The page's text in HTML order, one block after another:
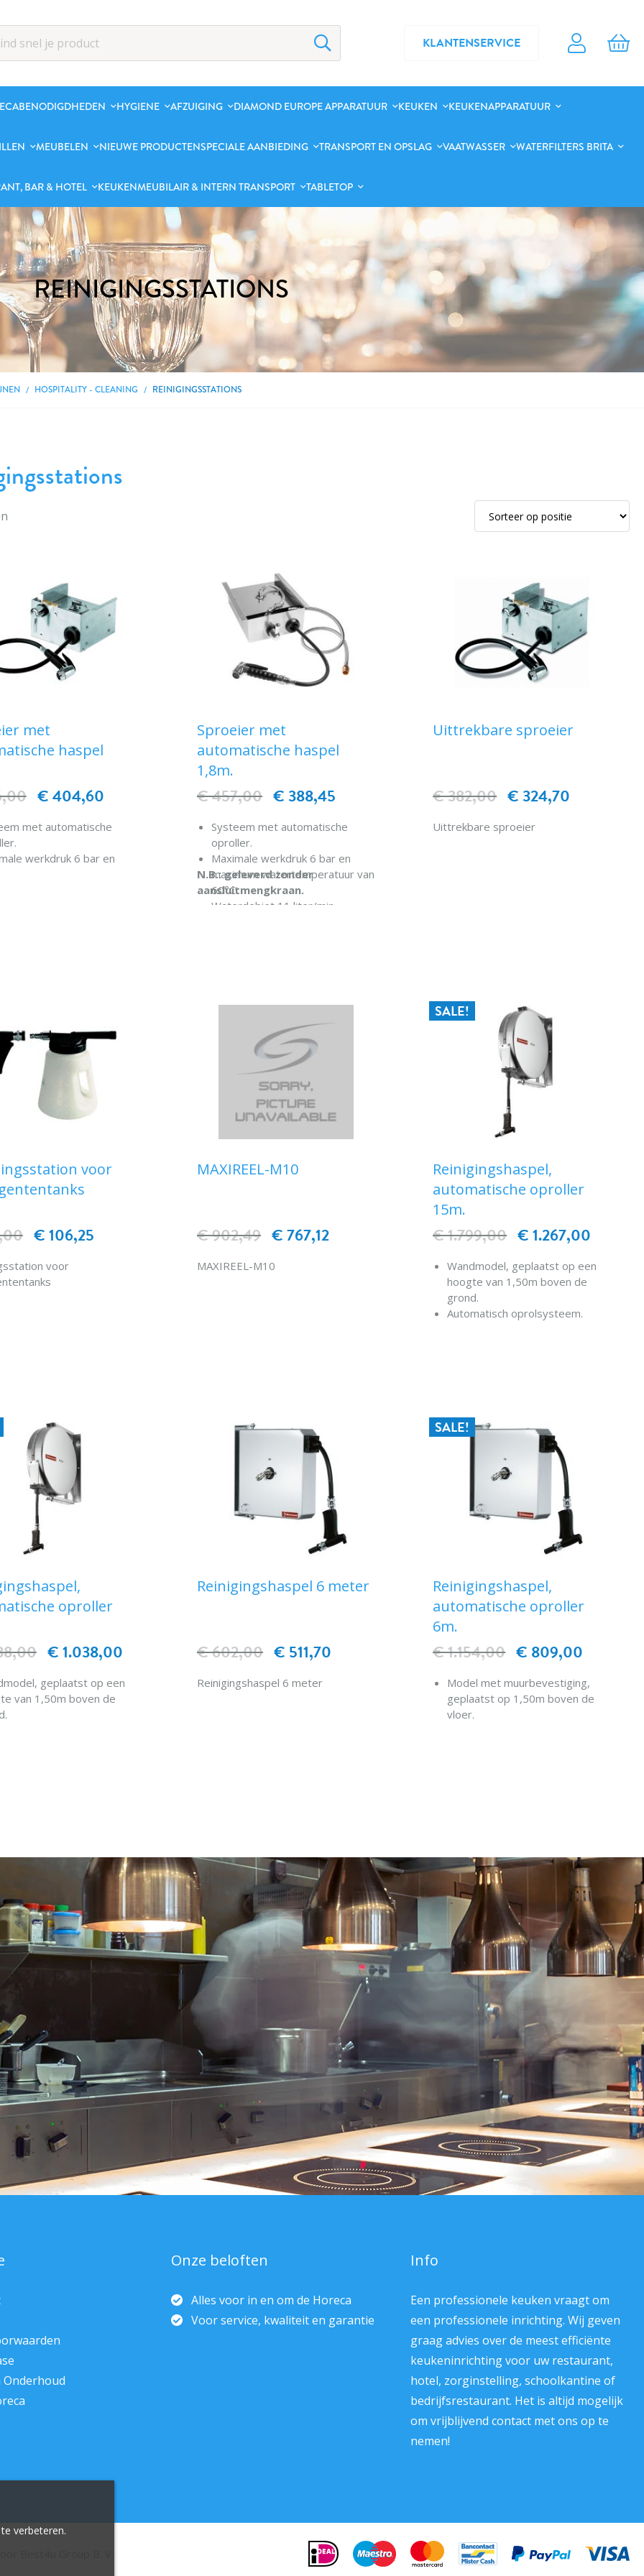
KLANTENSERVICE
HYGIENE AFZUIGING DIAMOND EUROPE APPARATUUR KEUKEN KEUKENAPPARATUUR
MEUBELEN NIEUWE PRODUCTENSPECIALE AANBIEDING TRANSPORT EN OPSLAG VAATWASSER WATERFILTERS BRITA
BAR & HOTEL KEUKENMEUBILAIR & INTERN TRANSPORT TABLETOP
REINIGINGSSTATIONS
HOSPITALITY - CLEANING REINIGINGSSTATIONS
met
haspel
€ 404,60
met automatische
werkdruk 6 bar en
Sproeier met
automatische haspel
1,8m.
€ 388,45
€ 457,00
Systeem met automatische
oproller.
Maximale werkdruk 6 bar en
maximum watertemperatuur van
60°C.
Waterdebiet 11 liter/min.
N.B.: geleverd zonder
aansluitmengkraan.
Uittrekbare sproeier
€ 324,70
€ 382,00
Uittrekbare sproeier
voor
€ 106,25
voor
MAXIREEL-M10
€ 767,12
€ 902,49
MAXIREEL-M10
SALE!
Reinigingshaspel,
automatische oproller
15m.
€ 1.267,00
€ 1.799,00
Wandmodel, geplaatst op een
hoogte van 1,50m boven de
grond.
Automatisch oprolsysteem.
AISI 304 (geborstelde
afwerking).
N.B.: geleverd zonder
"mengkraan"-aansluiting.
oproller
€ 1.038,00
geplaatst op een
van 1,50m boven de
Reinigingshaspel 6 meter
€ 511,70
€ 602,00
Reinigingshaspel 6 meter
SALE!
Reinigingshaspel,
automatische oproller
6m.
€ 809,00
€ 1.154,00
Model met muurbevestiging,
geplaatst op 1,50m boven de
vloer.
304 (geborstelde afwerking).
N. B.: geleverd zonder
mengkraan verbinding
.
Onderhoud
Onze beloften
Alles voor in en om de Horeca
Voor service, kwaliteit en garantie
Info
Een professionele keuken vraagt om
een professionele inrichting. Wij geven
graag advies over de meest efficiënte
keukeninrichting voor uw restaurant,
hotel, zorginstelling, schoolkantine of
bedrijfsrestaurant. Het is altijd mogelijk
om vrijblijvend contact met ons op te
nemen!
verbeteren.